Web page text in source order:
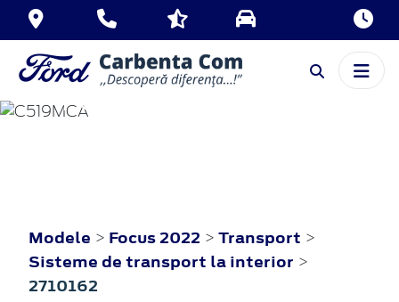
FOCUS
Modele > Focus 2022 > Transport >
Sisteme de transport la interior >
2710162